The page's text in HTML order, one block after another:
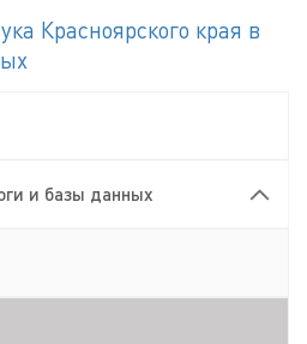
Красноярского края в
и базы данных